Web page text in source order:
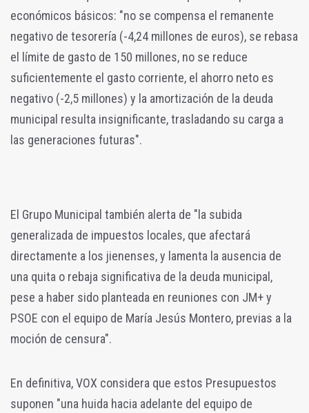
económicos básicos: "no se compensa el remanente
negativo de tesorería (-4,24 millones de euros), se rebasa
el límite de gasto de 150 millones, no se reduce
suficientemente el gasto corriente, el ahorro neto es
negativo (-2,5 millones) y la amortización de la deuda
municipal resulta insignificante, trasladando su carga a
las generaciones futuras".
El Grupo Municipal también alerta de "la subida
generalizada de impuestos locales, que afectará
directamente a los jienenses, y lamenta la ausencia de
una quita o rebaja significativa de la deuda municipal,
pese a haber sido planteada en reuniones con JM+ y
PSOE con el equipo de María Jesús Montero, previas a la
moción de censura".
En definitiva, VOX considera que estos Presupuestos
suponen "una huida hacia adelante del equipo de